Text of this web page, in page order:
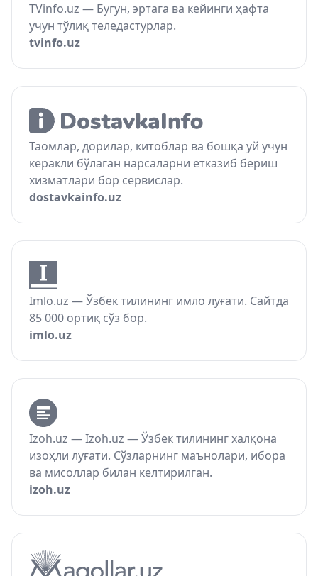
TVinfo.uz — Бугун, эртага ва кейинги ҳафта
учун тўлиқ теледастурлар.
tvinfo.uz
Таомлар, дорилар, китоблар ва бошқа уй учун
керакли бўлаган нарсаларни етказиб бериш
хизматлари бор сервислар.
dostavkainfo.uz
Imlo.uz — Ўзбек тилининг имло луғати. Сайтда
85 000 ортиқ сўз бор.
imlo.uz
Izoh.uz — Izoh.uz — Ўзбек тилининг халқона
изоҳли луғати. Сўзларнинг маънолари, ибора
ва мисоллар билан келтирилган.
izoh.uz